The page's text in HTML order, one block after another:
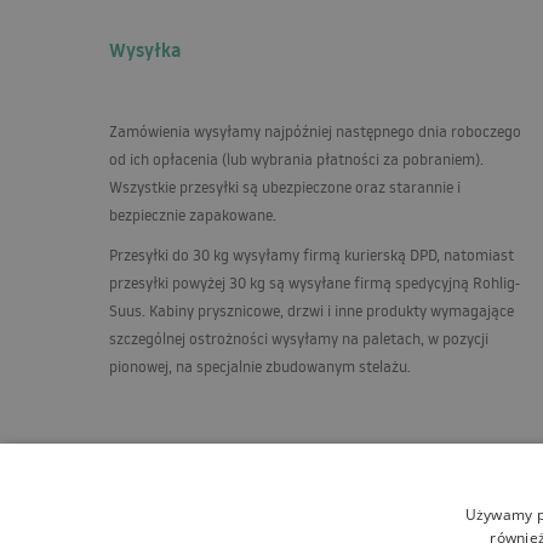
Wysyłka
Zamówienia wysyłamy najpóźniej następnego dnia roboczego
od ich opłacenia (lub wybrania płatności za pobraniem).
Wszystkie przesyłki są ubezpieczone oraz starannie i
bezpiecznie zapakowane.
Przesyłki do 30 kg wysyłamy firmą kurierską DPD, natomiast
przesyłki powyżej 30 kg są wysyłane firmą spedycyjną Rohlig-
Suus. Kabiny prysznicowe, drzwi i inne produkty wymagające
szczególnej ostrożności wysyłamy na paletach, w pozycji
pionowej, na specjalnie zbudowanym stelażu.
Używamy